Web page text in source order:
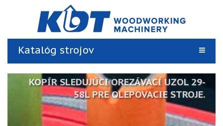
Katalóg strojov
KOPÍR SLEDUJÚCI OREZÁVACÍ UZOL 29-
58L PRE OLEPOVACIE STROJE.